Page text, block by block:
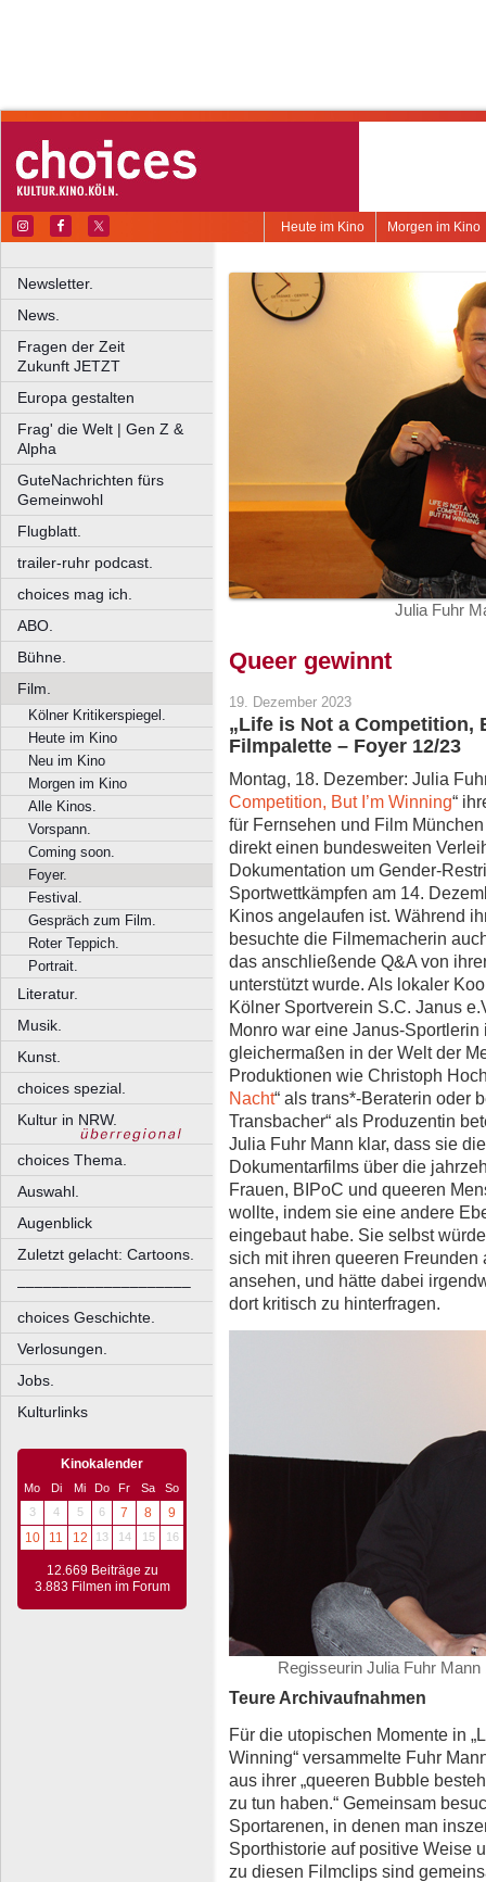
Morgen im Kino
Heute im Kino
Newsletter.
News.
Fragen der Zeit
Zukunft JETZT
Europa gestalten
Frag' die Welt | Gen Z &
Alpha
GuteNachrichten fürs
Gemeinwohl
Flugblatt.
trailer-ruhr podcast.
choices mag ich.
ABO.
Bühne.
Film.
Kölner Kritikerspiegel.
Heute im Kino
Neu im Kino
Morgen im Kino
Alle Kinos.
Vorspann.
Coming soon.
Foyer.
Festival.
Gespräch zum Film.
Roter Teppich.
Portrait.
Literatur.
Musik.
Kunst.
choices spezial.
Kultur in NRW.
choices Thema.
Auswahl.
Augenblick
Zuletzt gelacht: Cartoons.
––––––––––––––––––––
choices Geschichte.
Verlosungen.
Jobs.
Kulturlinks
Kinokalender
Mo Di Mi Do Fr Sa
So
3
4 5 6 7 8
9
10
11 12 13 14 15 16
12.669 Beiträge zu
3.883 Filmen im Forum
Julia Fuhr
Queer gewinnt
19. Dezember 2023
„Life is Not a Competition,
Filmpalette – Foyer 12/23
Montag, 18. Dezember: Julia
Competition, But I’m Winning“
für Fernsehen und Film
direkt einen bundesweiten
Dokumentation um Gender-
Sportwettkämpfen am 14.
Kinos angelaufen ist. Während
besuchte die Filmemacherin
das anschließende Q&A von
unterstützt wurde. Als lokaler
Kölner Sportverein S.C. Janus
Monro war eine Janus-
gleichermaßen in der Welt der
Produktionen wie Christoph
Nacht“ als trans*-Beraterin oder
Transbacher“ als Produzentin
Julia Fuhr Mann klar, dass sie
Dokumentarfilms über die
Frauen, BIPoC und queeren
wollte, indem sie eine andere
eingebaut habe. Sie selbst
sich mit ihren queeren
ansehen, und hätte dabei
dort kritisch zu hinterfragen.
Regisseurin Julia Fuhr
Teure Archivaufnahmen
Für die utopischen Momente in
Winning“ versammelte Fuhr
aus ihrer „queeren Bubble
zu tun haben.“ Gemeinsam
Sportarenen, in denen man
Sporthistorie auf positive Weise
zu diesen Filmclips sind